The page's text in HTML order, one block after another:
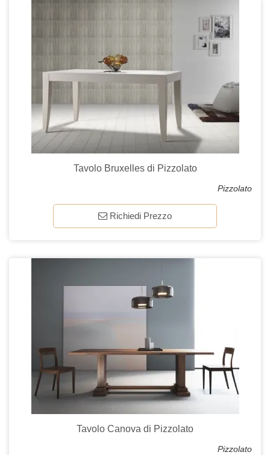
Tavolo Bruxelles di Pizzolato
Pizzolato
Richiedi Prezzo
Tavolo Canova di Pizzolato
Pizzolato